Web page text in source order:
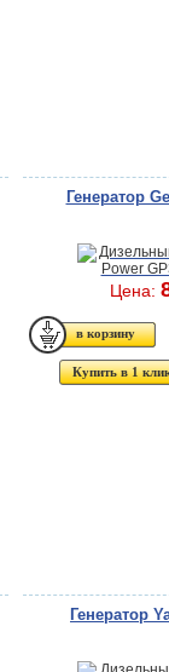
Генератор
Цена:
Купить в 1
Генератор